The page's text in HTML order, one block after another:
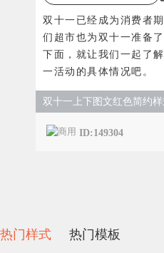
双十一已经成为消费者
们超市也为双十一准备
下面，就让我们一起了
一活动的具体情况吧。
双十一上下图文红色简约样
ID:149304
热门样式 热门模板